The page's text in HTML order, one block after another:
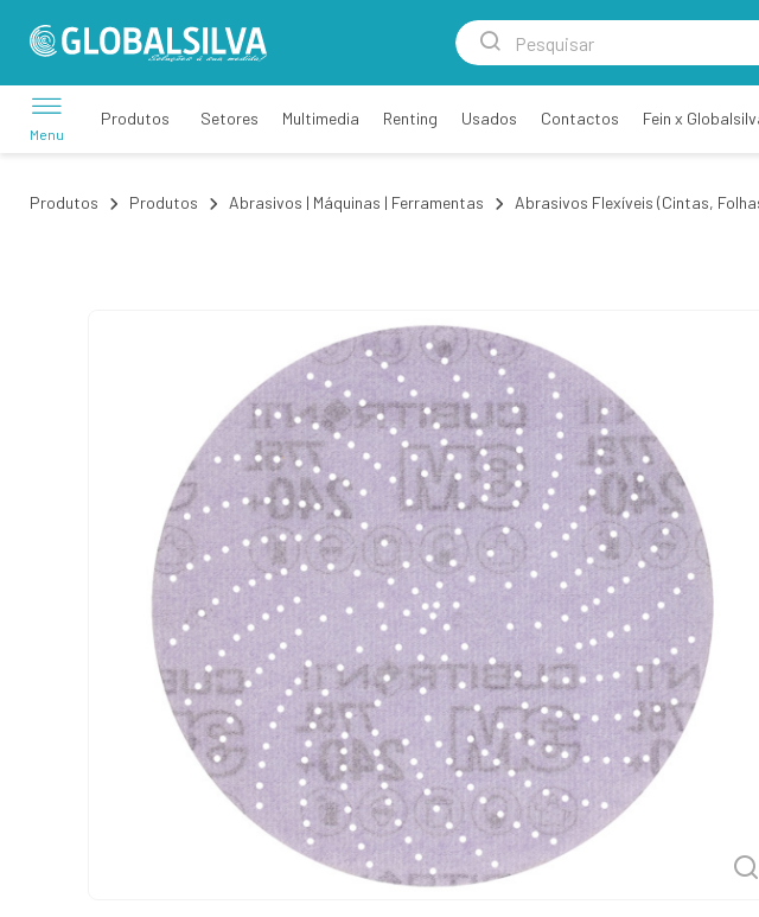
Menu
Produtos Setores Multimedia Renting Usados Contactos Fein x
Produtos Produtos Abrasivos | Máquinas | Ferramentas Abrasivos Flexíveis (Cintas,